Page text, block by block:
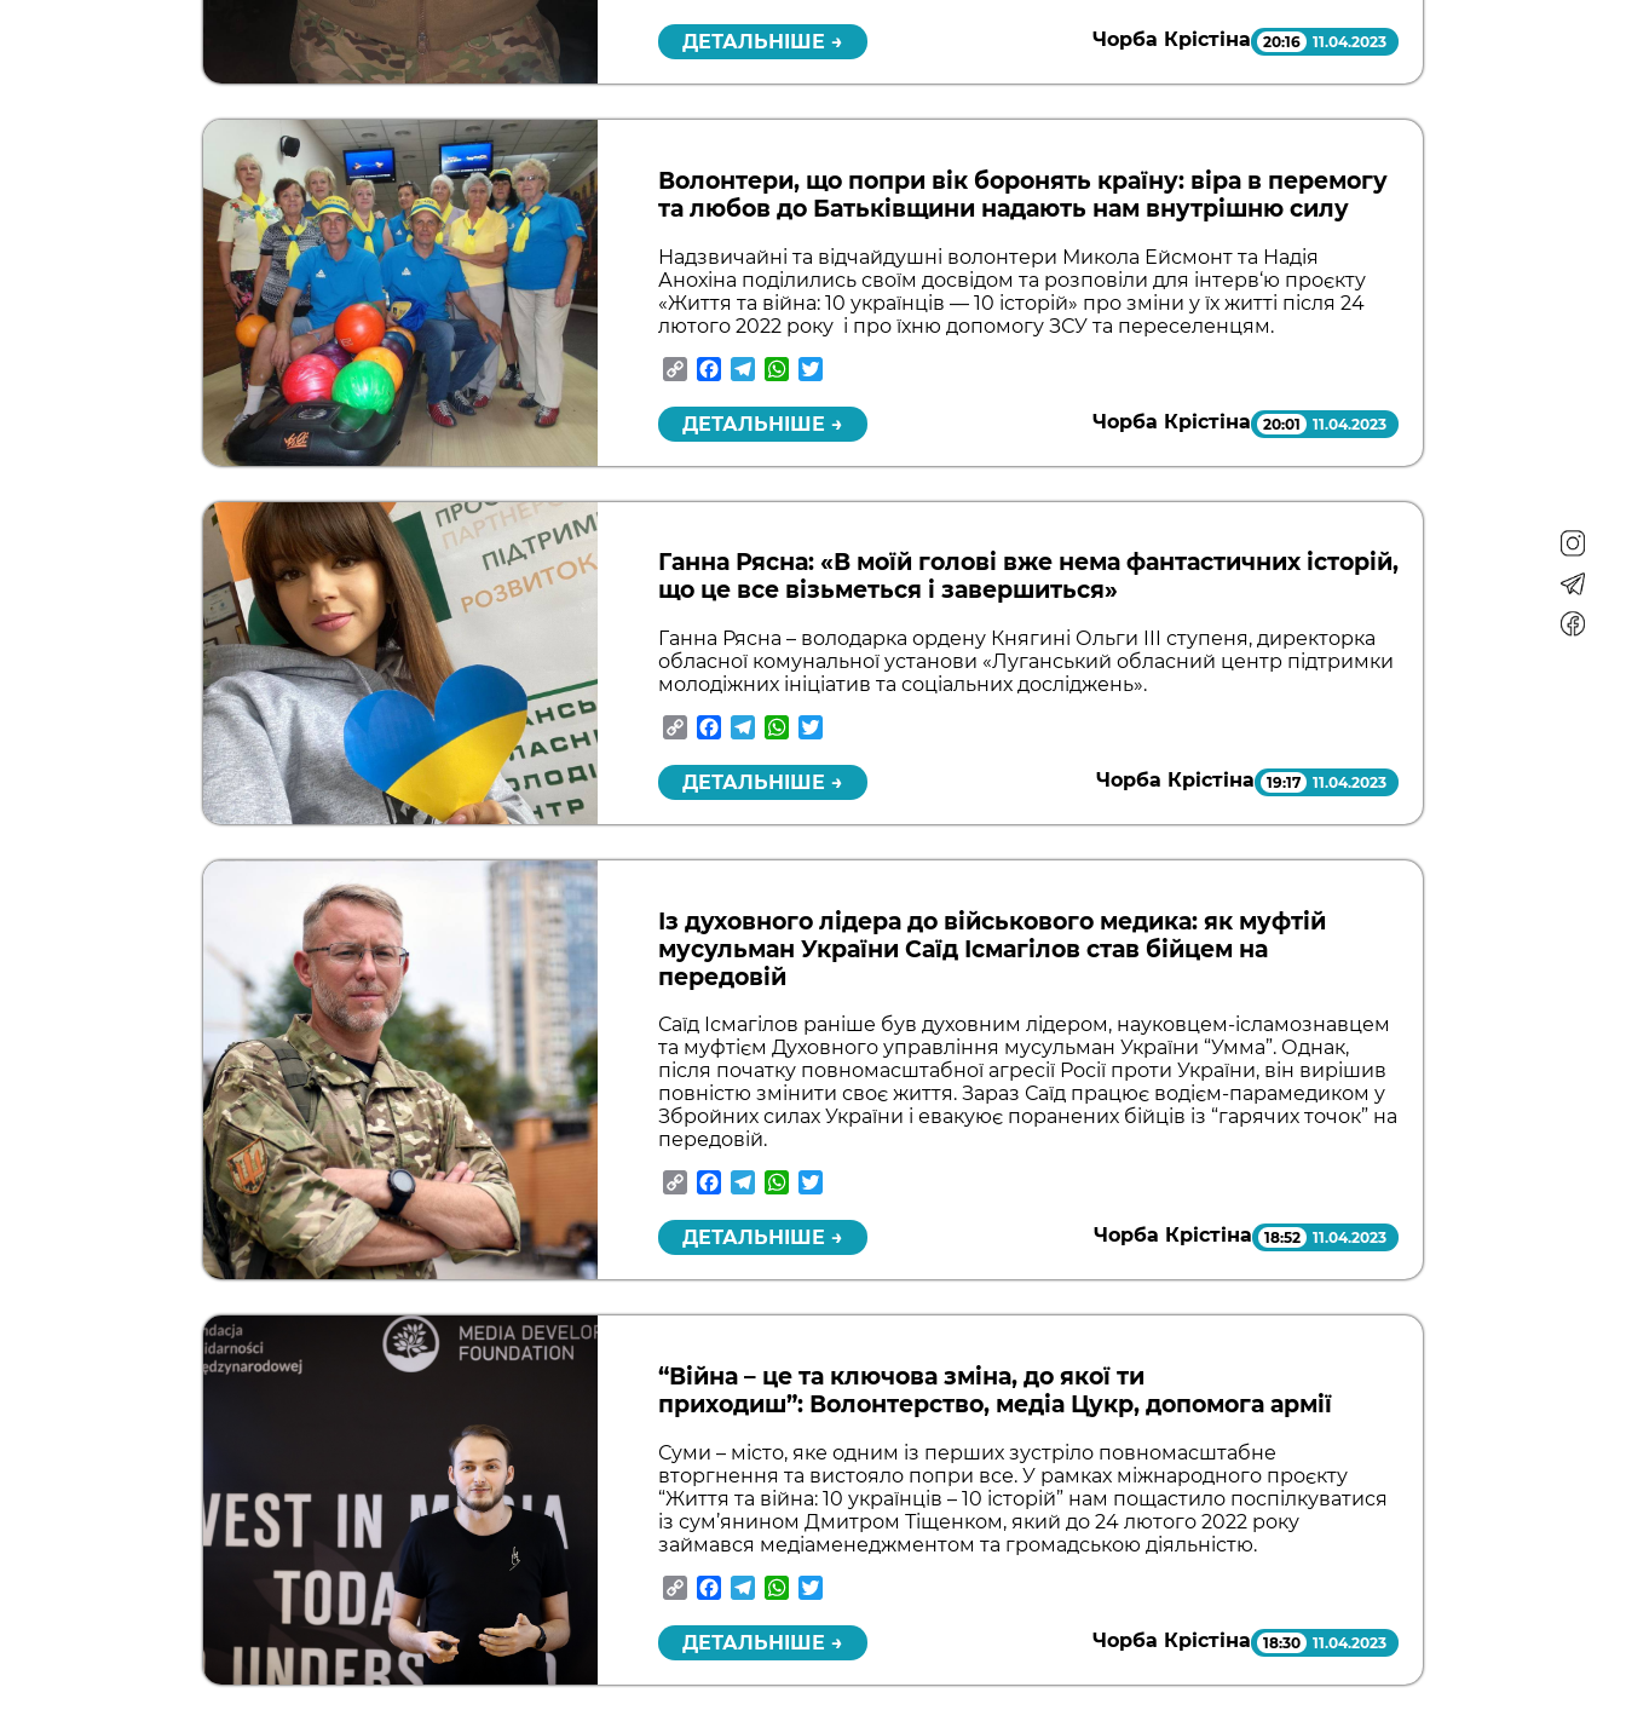
ДЕТАЛЬНІШЕ → Чорба Крістіна 20:16 11.04.2023
Волонтери, що попри вік боронять країну: віра в перемогу
та любов до Батьківщини надають нам внутрішню силу
Надзвичайні та відчайдушні волонтери Микола Ейсмонт та Надія
Анохіна поділились своїм досвідом та розповіли для інтерв‘ю проєкту
«Життя та війна: 10 українців — 10 історій» про зміни у їх житті після 24
лютого 2022 року і про їхню допомогу ЗСУ та переселенцям.
CopyFacebook
TelegramWhatsApp
ДЕТАЛЬНІШЕ → Чорба Крістіна 20:01 11.04.2023
Ганна Рясна: «В моїй голові вже нема фантастичних історій,
що це все візьметься і завершиться»
Ганна Рясна – володарка ордену Княгині Ольги III ступеня, директорка
обласної комунальної установи «Луганський обласний центр підтримки
молодіжних ініціатив та соціальних досліджень».
CopyFacebook
TelegramWhatsApp
ДЕТАЛЬНІШЕ → Чорба Крістіна 19:17 11.04.2023
Із духовного лідера до військового медика: як муфтій
мусульман України Саїд Ісмагілов став бійцем на
передовій
Саїд Ісмагілов раніше був духовним лідером, науковцем-ісламознавцем
та муфтієм Духовного управління мусульман України “Умма”. Однак,
після початку повномасштабної агресії Росії проти України, він вирішив
повністю змінити своє життя. Зараз Саїд працює водієм-парамедиком у
Збройних силах України і евакуює поранених бійців із “гарячих точок” на
передовій.
CopyFacebook
TelegramWhatsApp
ДЕТАЛЬНІШЕ → Чорба Крістіна 18:52 11.04.2023
“Війна – це та ключова зміна, до якої ти
приходиш”: Волонтерство, медіа Цукр, допомога армії
Суми – місто, яке одним із перших зустріло повномасштабне
вторгнення та вистояло попри все. У рамках міжнародного проєкту
“Життя та війна: 10 українців – 10 історій” нам пощастило поспілкуватися
із сум’янином Дмитром Тіщенком, який до 24 лютого 2022 року
займався медіаменеджментом та громадською діяльністю.
CopyFacebook
TelegramWhatsApp
ДЕТАЛЬНІШЕ → Чорба Крістіна 18:30 11.04.2023